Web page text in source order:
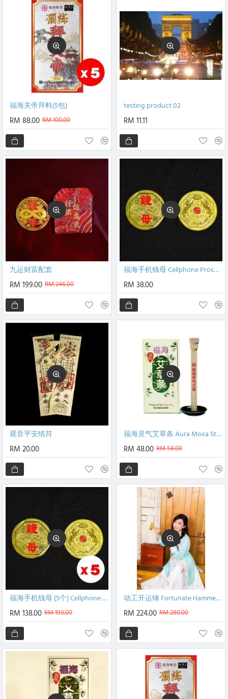
福海关帝拜料(5包)
RM 88.00 RM 100.00
testing product 02
RM 11.11
九运财富配套
RM 199.00 RM 246.00
福海手机钱母 Cellphone Prosperous Money Mother
RM 38.00
观音平安纸符
RM 20.00
福海灵气艾草条 Aura Moxa Sticks
RM 48.00 RM 58.00
福海手机钱母 (5个) Cellphone Prosperous Money Mother (5pcs)
RM 138.00 RM 190.00
动工开运锤 Fortunate Hammer for Begin Construction
RM 224.00 RM 280.00